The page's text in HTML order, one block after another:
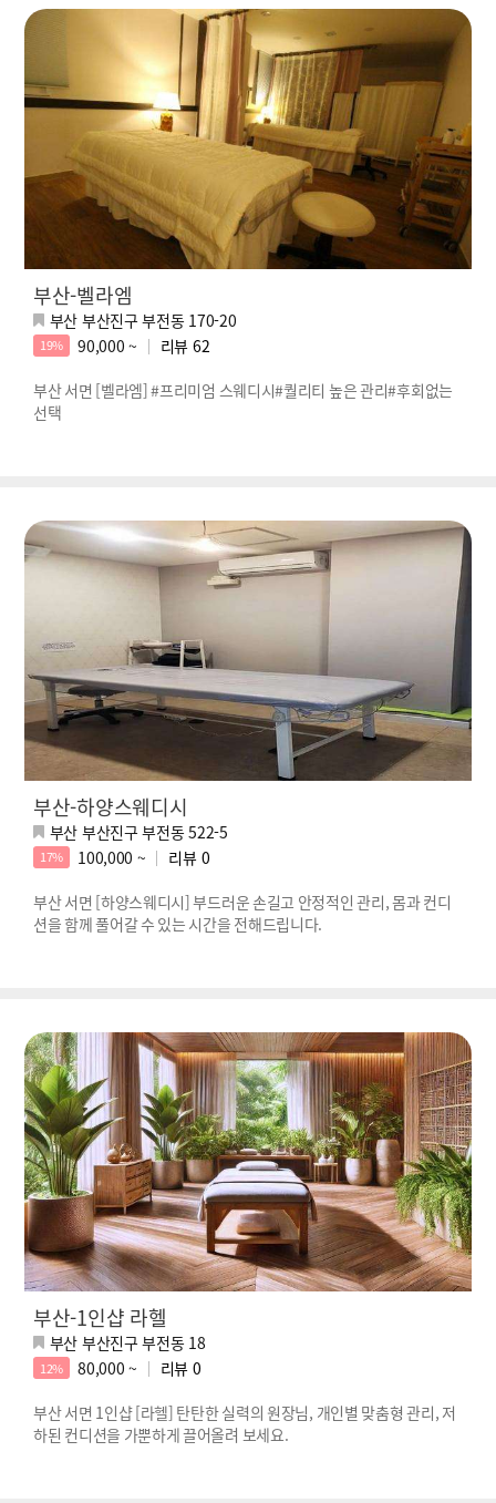
부산-벨라엠
부산 부산진구 부전동 170-20
19% 90,000 ~ 리뷰 62
부산 서면 [벨라엠] #프리미엄 스웨디시#퀄리티 높은 관리#후회없는
선택
부산-하양스웨디시
부산 부산진구 부전동 522-5
17% 100,000 ~ 리뷰 0
부산 서면 [하양스웨디시] 부드러운 손길고 안정적인 관리, 몸과 컨디
션을 함께 풀어갈 수 있는 시간을 전해드립니다.
부산-1인샵 라헬
부산 부산진구 부전동 18
12% 80,000 ~ 리뷰 0
부산 서면 1인샵 [라헬] 탄탄한 실력의 원장님, 개인별 맞춤형 관리, 저
하된 컨디션을 가뿐하게 끌어올려 보세요.